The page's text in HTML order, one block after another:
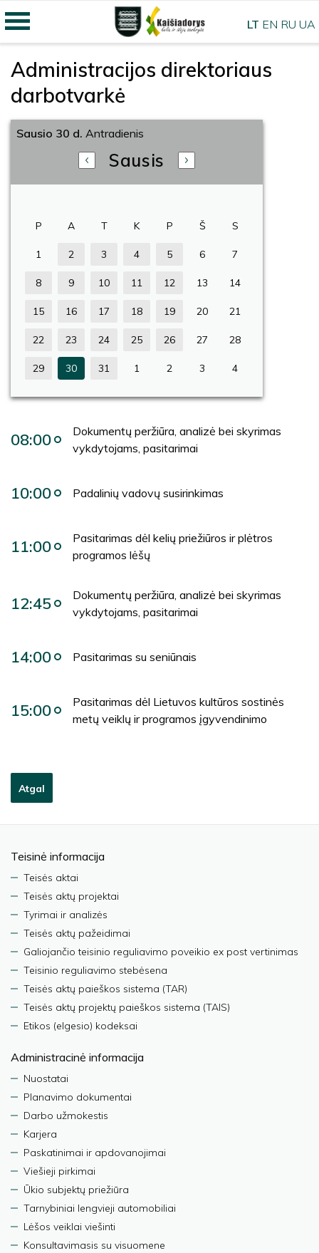
Administracijos direktoriaus
darbotvarkė
Sausio 30 d. Antradienis
Sausis
P A T K P Š S
1 2 3 4 5 6 7
8 9 10 11 12 13 14
15 16 17 18 19 20 21
22 23 24 25 26 27 28
29 30 31 1 2 3 4
08:00
Dokumentų peržiūra, analizė bei skyrimas
vykdytojams, pasitarimai
10:00 Padalinių vadovų susirinkimas
11:00
Pasitarimas dėl kelių priežiūros ir plėtros
programos lėšų
12:45
Dokumentų peržiūra, analizė bei skyrimas
vykdytojams, pasitarimai
14:00 Pasitarimas su seniūnais
15:00
Pasitarimas dėl Lietuvos kultūros sostinės
metų veiklų ir programos įgyvendinimo
Atgal
Teisinė informacija
Teisės aktai
Teisės aktų projektai
Tyrimai ir analizės
Teisės aktų pažeidimai
Galiojančio teisinio reguliavimo poveikio ex post vertinimas
Teisinio reguliavimo stebėsena
Teisės aktų paieškos sistema (TAR)
Teisės aktų projektų paieškos sistema (TAIS)
Etikos (elgesio) kodeksai
Administracinė informacija
Nuostatai
Planavimo dokumentai
Darbo užmokestis
Karjera
Paskatinimai ir apdovanojimai
Viešieji pirkimai
Ūkio subjektų priežiūra
Tarnybiniai lengvieji automobiliai
Lėšos veiklai viešinti
Konsultavimasis su visuomene
LT EN RU UA